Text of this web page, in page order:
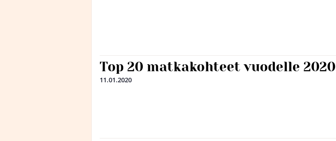
Top 20 matkakohteet vuodelle 2020
11.01.2020